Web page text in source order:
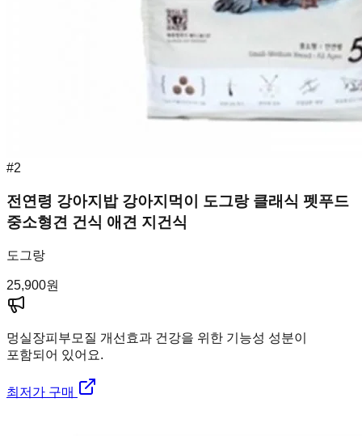
#2
전연령 강아지밥 강아지먹이 도그랑 클래식 펫푸드
중소형견 건식 애견 지건식
도그랑
25,900원
멍실장피부모질 개선효과 건강을 위한 기능성 성분이
포함되어 있어요.
최저가 구매